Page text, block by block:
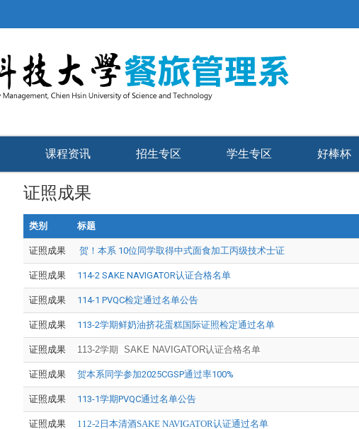
课程资讯 招生专区 学生专区 好棒杯
证照成果
类别 标题
证照成果 贺！本系 10位同学取得中式面食加工丙级技术士证
证照成果 114-2 SAKE NAVIGATOR认证合格名单
证照成果 114-1 PVQC检定通过名单公告
证照成果 113-2学期鲜奶油挤花蛋糕国际证照检定通过名单
证照成果 113-2学期 SAKE NAVIGATOR认证合格名单
证照成果 贺本系同学参加2025CGSP通过率100%
证照成果 113-1学期PVQC通过名单公告
证照成果 112-2日本清酒SAKE NAVIGATOR认证通过名单